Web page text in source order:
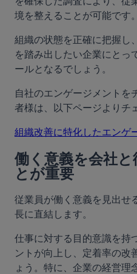
境を整えることが可能です。
組織の状態を正確に把握し
を踏み出したい企業にとっ
ールとなるでしょう。
自社のエンゲージメントを
者様は、以下ページよりチ
組織改善に特化したエンゲ
働く意義を会社と
とが重要
従業員が働く意義を見出せ
長に直結します。
仕事に対する目的意識を持
ントが向上し、定着率の改
ょう。特に、企業の経営理